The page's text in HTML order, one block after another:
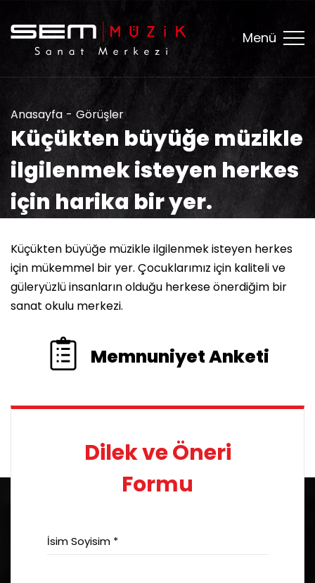
Menü
Anasayfa Görüşler
Küçükten büyüğe müzikle
ilgilenmek isteyen herkes
için harika bir yer.
Küçükten büyüğe müzikle ilgilenmek isteyen herkes
için mükemmel bir yer. Çocuklarımız için kaliteli ve
güleryüzlü insanların olduğu herkese önerdiğim bir
sanat okulu merkezi.
Memnuniyet Anketi
Dilek ve Öneri
Formu
İsim Soyisim *